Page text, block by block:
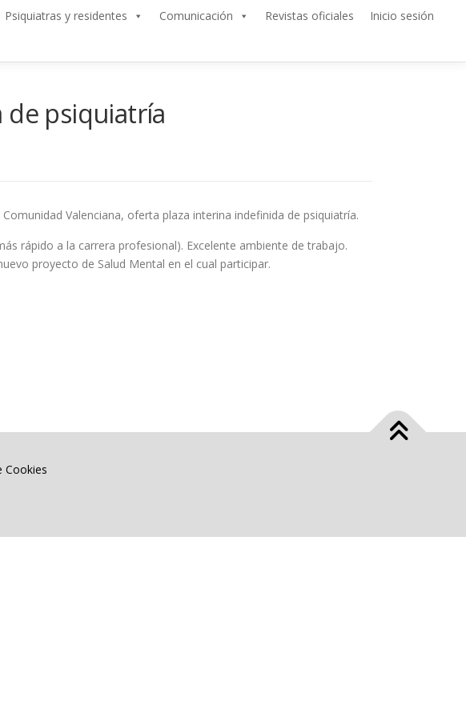
Psiquiatras y residentes Comunicación Revistas oficiales Inicio sesión
de psiquiatría
Valenciana, oferta plaza interina indefinida de psiquiatría.
rápido a la carrera profesional). Excelente ambiente de trabajo.
proyecto de Salud Mental en el cual participar.
Cookies